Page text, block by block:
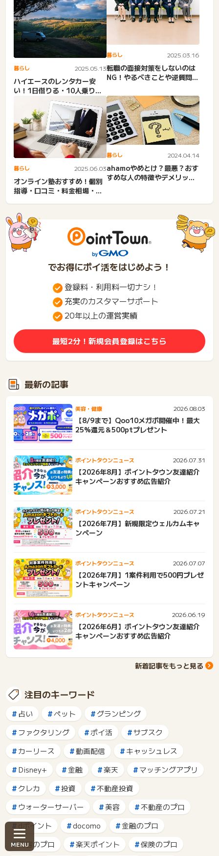
せ・...
暮らし 2025.05.13
ハイエースのレンタカー安
い！1日借りる・10人乗りで
格安料金。12人乗り・スタ...
暮らし 2025.03.16
転職の面接対策をしないのは
NG！やるべきことや逆質問の
暮らし 2025.06.03
オンライン塾おすすめ！個別
指導・口コミ・料金相場・デ
暮らし 2024.04.14
ahamoやめとけ？最悪？おす
すめな人の特徴やデメリッ
でお得にポイ活をはじめよう！
登録料・利用料一切ナシ！
充実のカスタマーサポート
20年以上の運営実績
最短2分！新規会員登録はこちら
最新の記事
美容・健康 2026.08.03
【8/9まで】Qoo10メガポ開催中！最大
25%還元＆500ptプレゼント
ポイントタウンニュース 2026.07.31
【2026年8月】ポイントタウン友達紹介
キャンペーンおすすめ広告紹介
ポイントタウンニュース 2026.07.21
【2026年7月】新規限定ウェルカムキャ
ンペーン
ポイントタウンニュース 2026.07.07
【2026年7月】1案件利用で500円プレゼ
ントキャンペーン
ポイントタウンニュース 2026.06.19
【2026年6月】ポイントタウン友達紹介
キャンペーンおすすめ広告紹介
新着記事をもっと見る
注目のキーワード
占い ペット
グランピング
ファクタリング
ポイ活
サブスク
カーリース
動画配信
キャッシュレス
Disney+
金融 楽天
マッチングアプリ
クレカ
投資
不動産投資
ウォーターサーバー
美容
不動産のプロ
dポイント
docomo
金融のプロ
美容のプロ
楽天ポイント 保険のプロ